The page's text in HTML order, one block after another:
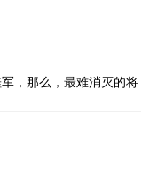
，那么，最难消灭的将